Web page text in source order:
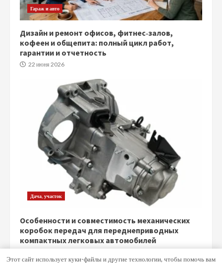
Гараж и авто
Дизайн и ремонт офисов, фитнес‑залов,
кофеен и общепита: полный цикл работ,
гарантии и отчетность
22 июня 2026
Дача, участок
Особенности и совместимость механических
коробок передач для переднеприводных
компактных легковых автомобилей
Этот сайт использует куки-файлы и другие технологии, чтобы помочь вам